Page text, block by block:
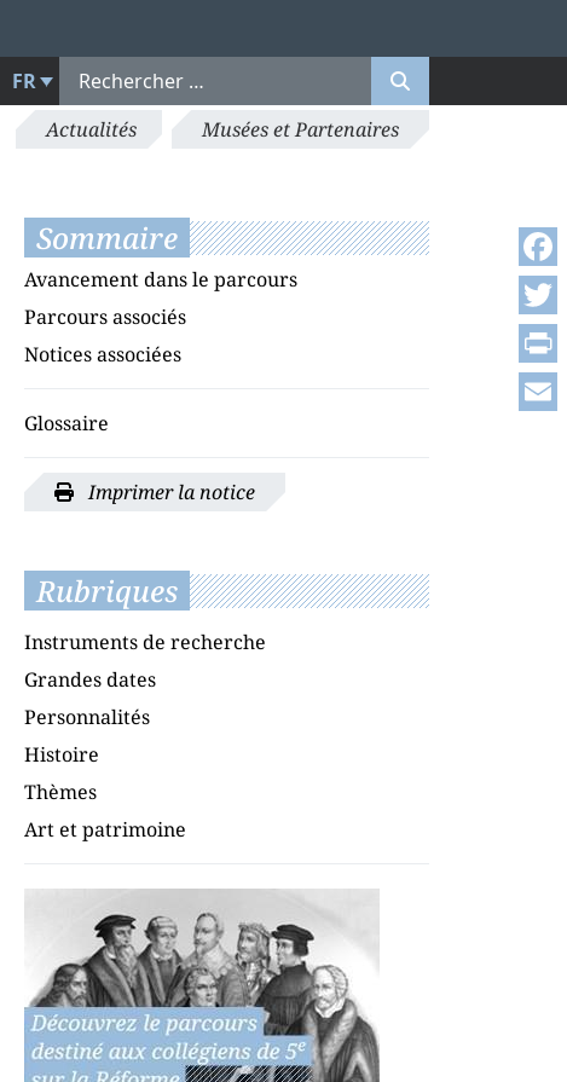
FR
Actualités Musées et Partenaires
Sommaire
Avancement dans le parcours
Parcours associés
Notices associées
Glossaire
Imprimer la notice
Rubriques
Instruments de recherche
Grandes dates
Personnalités
Histoire
Thèmes
Art et patrimoine
Print